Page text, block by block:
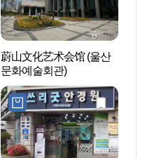
蔚山文化艺术会馆 (울산
문화예술회관)